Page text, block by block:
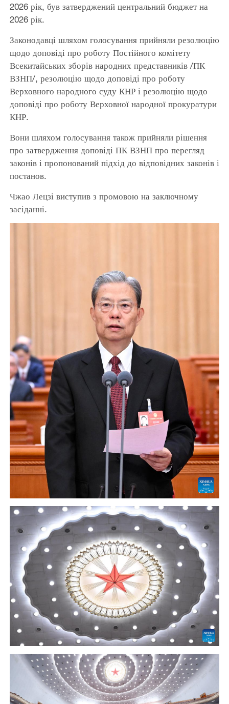
2026 рік, був затверджений центральний бюджет на
2026 рік.
Законодавці шляхом голосування прийняли резолюцію
щодо доповіді про роботу Постійного комітету
Всекитайських зборів народних представників /ПК
ВЗНП/, резолюцію щодо доповіді про роботу
Верховного народного суду КНР і резолюцію щодо
доповіді про роботу Верховної народної прокуратури
КНР.
Вони шляхом голосування також прийняли рішення
про затвердження доповіді ПК ВЗНП про перегляд
законів і пропонований підхід до відповідних законів і
постанов.
Чжао Лецзі виступив з промовою на заключному
засіданні.